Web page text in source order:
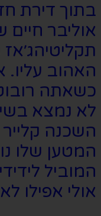
בתוך דירת
אוליבר חיים
האהוב
כשאתה
לא נמצא
השכנה
המטען שלו
המוביל
אולי אפילו